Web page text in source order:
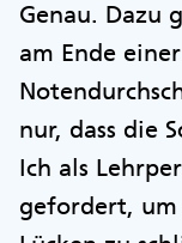
Genau. Dazu
am Ende
nur, dass die
Ich als
gefordert,